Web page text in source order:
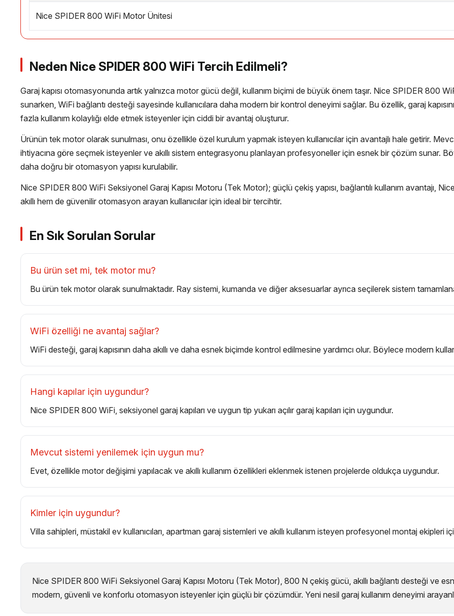
Nice SPIDER 800 WiFi Motor Ünitesi
Neden Nice SPIDER 800 WiFi Tercih Edilmeli?
Garaj kapısı otomasyonunda artık yalnızca motor gücü değil, kullanım biçimi de büyük önem taşır. Nice SPIDER 800
sunarken, WiFi bağlantı desteği sayesinde kullanıcılara daha modern bir kontrol deneyimi sağlar. Bu özellik, garaj
fazla kullanım kolaylığı elde etmek isteyenler için ciddi bir avantaj oluşturur.
Ürünün tek motor olarak sunulması, onu özellikle özel kurulum yapmak isteyen kullanıcılar için avantajlı hale getirir.
ihtiyacına göre seçmek isteyenler ve akıllı sistem entegrasyonu planlayan profesyoneller için esnek bir çözüm sunar.
daha doğru bir otomasyon yapısı kurulabilir.
Nice SPIDER 800 WiFi Seksiyonel Garaj Kapısı Motoru (Tek Motor); güçlü çekiş yapısı, bağlantılı kullanım avantajı,
akıllı hem de güvenilir otomasyon arayan kullanıcılar için ideal bir tercihtir.
En Sık Sorulan Sorular
Bu ürün set mi, tek motor mu?
Bu ürün tek motor olarak sunulmaktadır. Ray sistemi, kumanda ve diğer aksesuarlar ayrıca seçilerek sistem
WiFi özelliği ne avantaj sağlar?
WiFi desteği, garaj kapısının daha akıllı ve daha esnek biçimde kontrol edilmesine yardımcı olur. Böylece modern
Hangi kapılar için uygundur?
Nice SPIDER 800 WiFi, seksiyonel garaj kapıları ve uygun tip yukarı açılır garaj kapıları için uygundur.
Mevcut sistemi yenilemek için uygun mu?
Evet, özellikle motor değişimi yapılacak ve akıllı kullanım özellikleri eklenmek istenen projelerde oldukça uygundur.
Kimler için uygundur?
Villa sahipleri, müstakil ev kullanıcıları, apartman garaj sistemleri ve akıllı kullanım isteyen profesyonel montaj ekipleri
Nice SPIDER 800 WiFi Seksiyonel Garaj Kapısı Motoru (Tek Motor), 800 N çekiş gücü, akıllı bağlantı desteği ve
modern, güvenli ve konforlu otomasyon isteyenler için güçlü bir çözümdür. Yeni nesil garaj kullanım deneyimi